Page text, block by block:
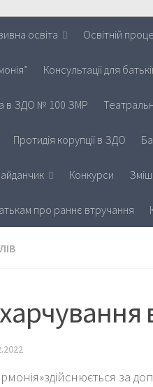
освіта Освітній
Консультації для
в ЗДО № 100 ЗМР
Протидія корупції в ЗДО
Конкурси
про раннє втручання
за